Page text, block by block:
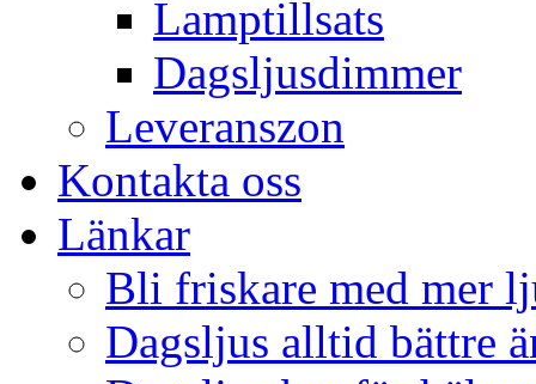
Lamptillsats
Dagsljusdimmer
Leveranszon
Kontakta oss
Länkar
Bli friskare med mer
Dagsljus alltid bättre